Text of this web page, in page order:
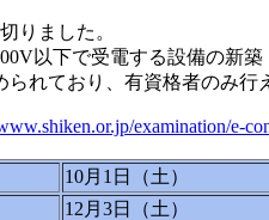
りました。
以下で受電する設備の新
れており、有資格者のみ行
examination/e-
10月1日（土）
12月3日（土）